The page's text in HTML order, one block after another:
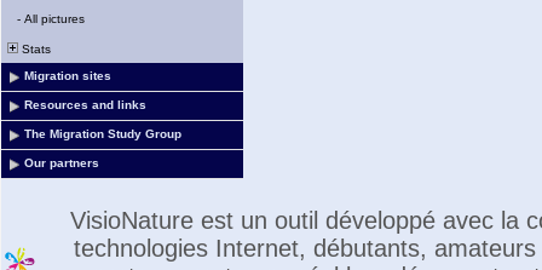
- All pictures
Stats
Migration sites
Resources and links
The Migration Study Group
Our partners
VisioNature est un outil développé avec la
technologies Internet, débutants,